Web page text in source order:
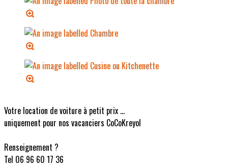
Votre location de voiture à petit prix ...
uniquement pour nos vacanciers CoCoKreyol
Renseignement ?
Tel 06 96 60 17 36